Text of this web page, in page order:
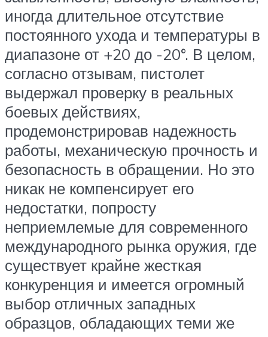
иногда длительное отсутствие
постоянного ухода и температуры в
диапазоне от +20 до -20°. В целом,
согласно отзывам, пистолет
выдержал проверку в реальных
боевых действиях,
продемонстрировав надежность
работы, механическую прочность и
безопасность в обращении. Но это
никак не компенсирует его
недостатки, попросту
неприемлемые для современного
международного рынка оружия, где
существует крайне жесткая
конкуренция и имеется огромный
выбор отличных западных
образцов, обладающих теми же